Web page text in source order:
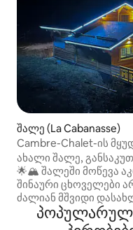
შალე (La Cabanasse)
Cambre-Chalet-ის
ვარსკვლავი - 1-დან 9
ახალი შალე,
🌟🏔 შალეში მოწევა
შინაური ცხოველები
ძალიან მშვიდი
მეზობლების მიმართ
აუცილებელია •